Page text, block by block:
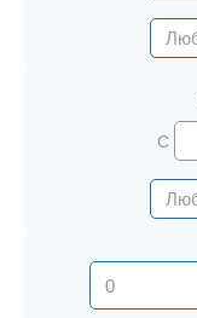
С